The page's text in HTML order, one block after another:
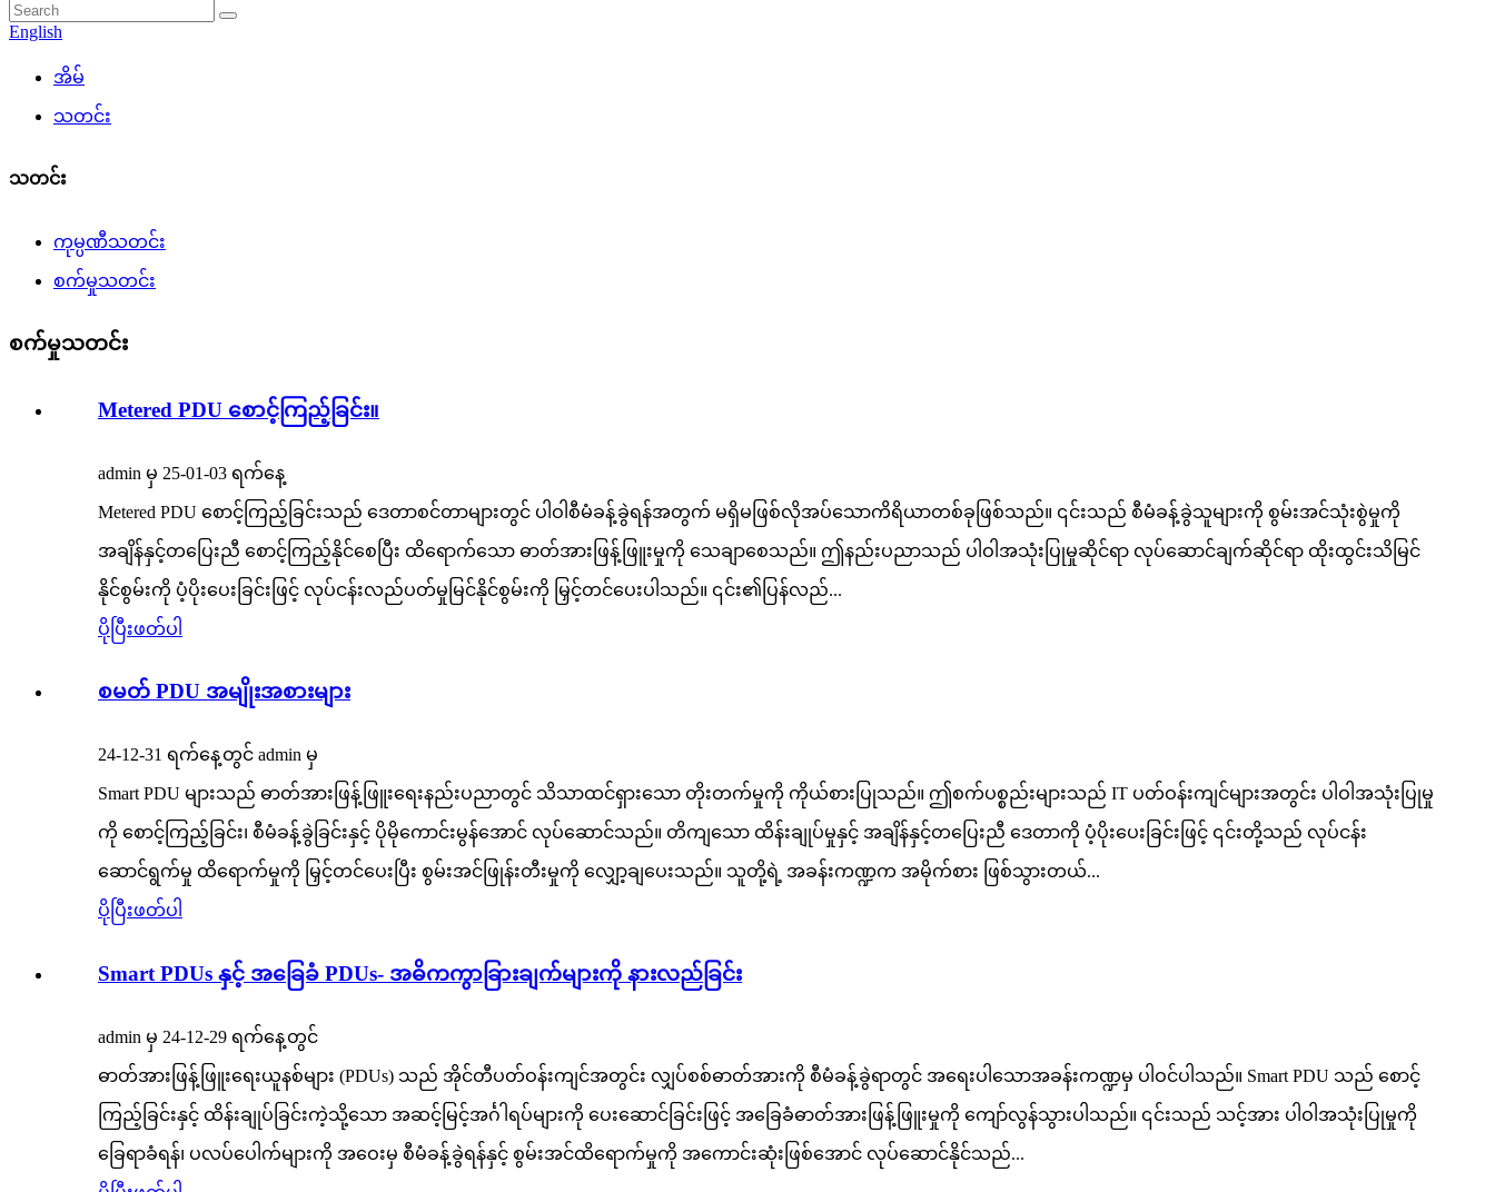
English
အိမ်
သတင်း
သတင်း
ကုမ္ပဏီသတင်း
စက်မှုသတင်း
စက်မှုသတင်း
Metered PDU စောင့်ကြည့်ခြင်း။
admin မှ 25-01-03 ရက်နေ့
Metered PDU စောင့်ကြည့်ခြင်းသည် ဒေတာစင်တာများတွင် ပါဝါစီမံခန့်ခွဲရန်အတွက် မရှိမဖြစ်လိုအပ်သောကိရိယာတစ်ခုဖြစ်သည်။ ၎င်းသည် စီမံခန့်ခွဲသူများကို စွမ်းအင်သုံးစွဲမှုကို
အချိန်နှင့်တပြေးညီ စောင့်ကြည့်နိုင်စေပြီး ထိရောက်သော ဓာတ်အားဖြန့်ဖြူးမှုကို သေချာစေသည်။ ဤနည်းပညာသည် ပါဝါအသုံးပြုမှုဆိုင်ရာ လုပ်ဆောင်ချက်ဆိုင်ရာ ထိုးထွင်းသိမြင်
နိုင်စွမ်းကို ပံ့ပိုးပေးခြင်းဖြင့် လုပ်ငန်းလည်ပတ်မှုမြင်နိုင်စွမ်းကို မြှင့်တင်ပေးပါသည်။ ၎င်း၏ပြန်လည်...
ပိုပြီးဖတ်ပါ
စမတ် PDU အမျိုးအစားများ
24-12-31 ရက်နေ့တွင် admin မှ
Smart PDU များသည် ဓာတ်အားဖြန့်ဖြူးရေးနည်းပညာတွင် သိသာထင်ရှားသော တိုးတက်မှုကို ကိုယ်စားပြုသည်။ ဤစက်ပစ္စည်းများသည် IT ပတ်ဝန်းကျင်များအတွင်း ပါဝါအသုံးပြုမှု
ကို စောင့်ကြည့်ခြင်း၊ စီမံခန့်ခွဲခြင်းနှင့် ပိုမိုကောင်းမွန်အောင် လုပ်ဆောင်သည်။ တိကျသော ထိန်းချုပ်မှုနှင့် အချိန်နှင့်တပြေးညီ ဒေတာကို ပံ့ပိုးပေးခြင်းဖြင့် ၎င်းတို့သည် လုပ်ငန်း
ဆောင်ရွက်မှု ထိရောက်မှုကို မြှင့်တင်ပေးပြီး စွမ်းအင်ဖြုန်းတီးမှုကို လျှော့ချပေးသည်။ သူတို့ရဲ့ အခန်းကဏ္ဍက အမိုက်စား ဖြစ်သွားတယ်...
ပိုပြီးဖတ်ပါ
Smart PDUs နှင့် အခြေခံ PDUs- အဓိကကွာခြားချက်များကို နားလည်ခြင်း
admin မှ 24-12-29 ရက်နေ့တွင်
ဓာတ်အားဖြန့်ဖြူးရေးယူနစ်များ (PDUs) သည် အိုင်တီပတ်ဝန်းကျင်အတွင်း လျှပ်စစ်ဓာတ်အားကို စီမံခန့်ခွဲရာတွင် အရေးပါသောအခန်းကဏ္ဍမှ ပါဝင်ပါသည်။ Smart PDU သည် စောင့်
ကြည့်ခြင်းနှင့် ထိန်းချုပ်ခြင်းကဲ့သို့သော အဆင့်မြင့်အင်္ဂါရပ်များကို ပေးဆောင်ခြင်းဖြင့် အခြေခံဓာတ်အားဖြန့်ဖြူးမှုကို ကျော်လွန်သွားပါသည်။ ၎င်းသည် သင့်အား ပါဝါအသုံးပြုမှုကို
ခြေရာခံရန်၊ ပလပ်ပေါက်များကို အဝေးမှ စီမံခန့်ခွဲရန်နှင့် စွမ်းအင်ထိရောက်မှုကို အကောင်းဆုံးဖြစ်အောင် လုပ်ဆောင်နိုင်သည်...